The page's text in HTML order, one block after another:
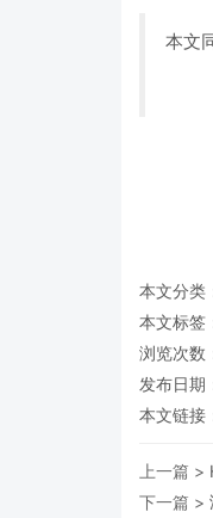
本文
本文分类
本文标签
浏览次数
发布日
本文链接
上一篇 >
下一篇 >